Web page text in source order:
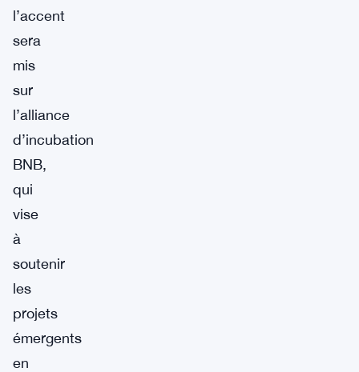
l’accent
sera
mis
sur
l’alliance
d’incubation
BNB,
qui
vise
à
soutenir
les
projets
émergents
en